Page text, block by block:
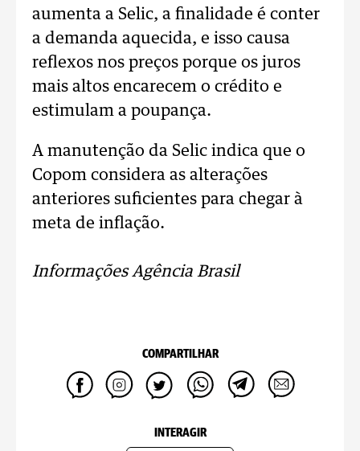
aumenta a Selic, a finalidade é conter
a demanda aquecida, e isso causa
reflexos nos preços porque os juros
mais altos encarecem o crédito e
estimulam a poupança.
A manutenção da Selic indica que o
Copom considera as alterações
anteriores suficientes para chegar à
meta de inflação.
Informações Agência Brasil
COMPARTILHAR
INTERAGIR